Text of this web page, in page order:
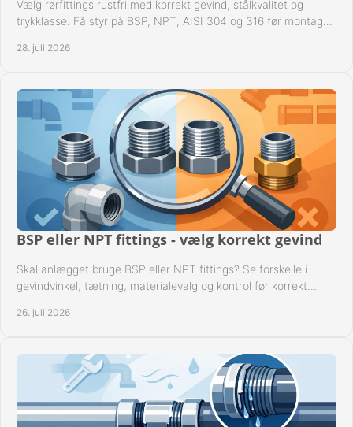
Vælg rørfittings rustfri med korrekt gevind, stålkvalitet og
trykklasse. Få styr på BSP, NPT, AISI 304 og 316 før montage
28. juli 2026
BSP eller NPT fittings - vælg korrekt gevind
Skal anlægget bruge BSP eller NPT fittings? Se forskelle i
gevindvinkel, tætning, materialevalg og kontrol før korrekt
26. juli 2026